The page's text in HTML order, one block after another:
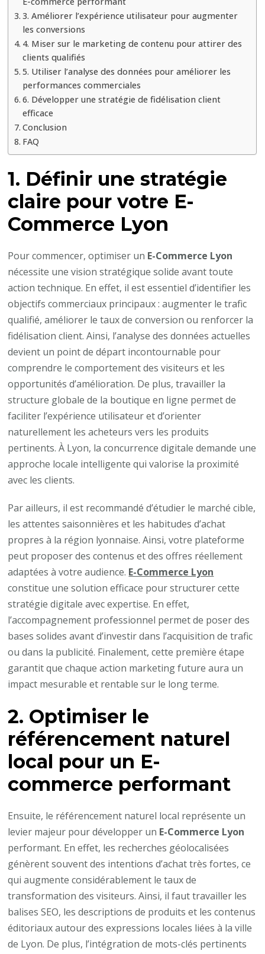
pour
les
en
6
3. Améliorer l’expérience utilisateur pour augmenter
les conversions
4. Miser sur le marketing de contenu pour attirer des
clients qualifiés
5. Utiliser l’analyse des données pour améliorer les
performances commerciales
6. Développer une stratégie de fidélisation client
efficace
Conclusion
FAQ
1. Définir une stratégie
claire pour votre E-
Commerce Lyon
Pour commencer, optimiser un E-Commerce Lyon
nécessite une vision stratégique solide avant toute
action technique. En effet, il est essentiel d’identifier les
objectifs commerciaux principaux : augmenter le trafic
qualifié, améliorer le taux de conversion ou renforcer la
fidélisation client. Ainsi, l’analyse des données actuelles
devient un point de départ incontournable pour
comprendre le comportement des visiteurs et les
opportunités d’amélioration. De plus, travailler la
structure globale de la boutique en ligne permet de
faciliter l’expérience utilisateur et d’orienter
naturellement les acheteurs vers les produits
pertinents. À Lyon, la concurrence digitale demande une
approche locale intelligente qui valorise la proximité
avec les clients.
Par ailleurs, il est recommandé d’étudier le marché cible,
les attentes saisonnières et les habitudes d’achat
propres à la région lyonnaise. Ainsi, votre plateforme
peut proposer des contenus et des offres réellement
adaptées à votre audience. E-Commerce Lyon
constitue une solution efficace pour structurer cette
stratégie digitale avec expertise. En effet,
l’accompagnement professionnel permet de poser des
bases solides avant d’investir dans l’acquisition de trafic
ou dans la publicité. Finalement, cette première étape
garantit que chaque action marketing future aura un
impact mesurable et rentable sur le long terme.
2. Optimiser le
référencement naturel
local pour un E-
commerce performant
Ensuite, le référencement naturel local représente un
levier majeur pour développer un E-Commerce Lyon
performant. En effet, les recherches géolocalisées
génèrent souvent des intentions d’achat très fortes, ce
qui augmente considérablement le taux de
transformation des visiteurs. Ainsi, il faut travailler les
balises SEO, les descriptions de produits et les contenus
éditoriaux autour des expressions locales liées à la ville
de Lyon. De plus, l’intégration de mots-clés pertinents